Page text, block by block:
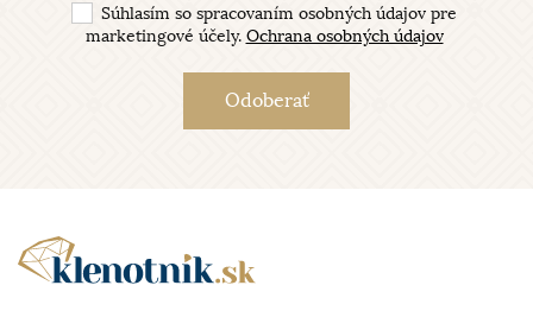
Súhlasím so spracovaním osobných údajov pre
marketingové účely. Ochrana osobných údajov